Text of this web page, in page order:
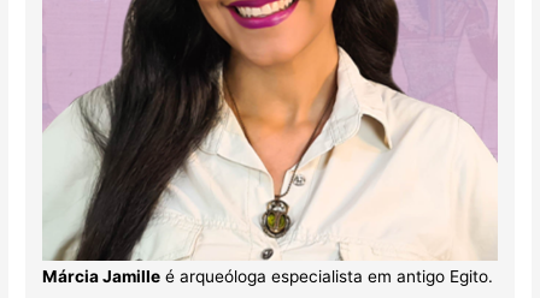
Márcia Jamilleé arqueóloga especialista em antigo Egito.